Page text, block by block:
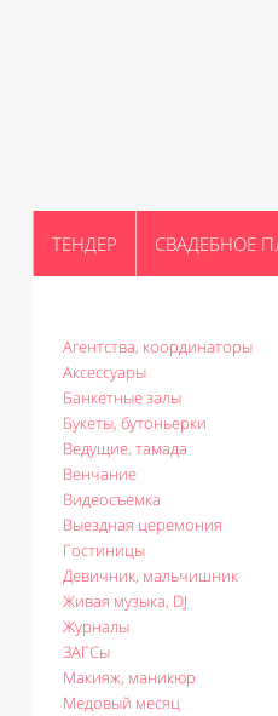
ТЕНДЕР СВАДЕБНОЕ
Агентства, координаторы
Аксессуары
Банкетные залы
Букеты, бутоньерки
Ведущие, тамада
Венчание
Видеосъемка
Выездная церемония
Гостиницы
Девичник, мальчишник
Живая музыка, DJ
Журналы
ЗАГСы
Макияж, маникюр
Медовый месяц